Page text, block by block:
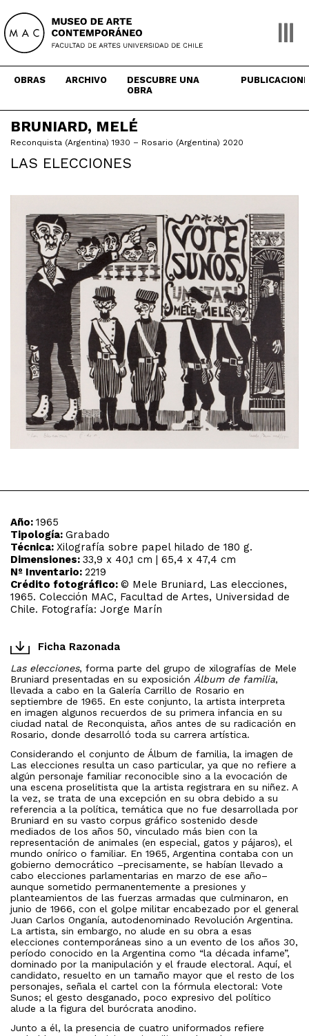
content
OBRAS ARCHIVO
DESCUBRE UNA
OBRA
BRUNIARD, MELÉ
Reconquista (Argentina) 1930 – Rosario (Argentina) 2020
LAS ELECCIONES
Año: 1965
Tipología: Grabado
Técnica: Xilografía sobre papel hilado de 180 g.
Dimensiones: 33,9 x 40,1 cm | 65,4 x 47,4 cm
Nº Inventario: 2219
Crédito fotográfico: © Mele Bruniard, Las elecciones,
1965. Colección MAC, Facultad de Artes, Universidad de
Chile. Fotografía: Jorge Marín
Ficha Razonada
Las elecciones, forma parte del grupo de xilografías de Mele
Bruniard presentadas en su exposición Álbum de familia,
llevada a cabo en la Galería Carrillo de Rosario en
septiembre de 1965. En este conjunto, la artista interpreta
en imagen algunos recuerdos de su primera infancia en su
ciudad natal de Reconquista, años antes de su radicación en
Rosario, donde desarrolló toda su carrera artística.
Considerando el conjunto de Álbum de familia, la imagen de
Las elecciones resulta un caso particular, ya que no refiere a
algún personaje familiar reconocible sino a la evocación de
una escena proselitista que la artista registrara en su niñez. A
la vez, se trata de una excepción en su obra debido a su
referencia a la política, temática que no fue desarrollada por
Bruniard en su vasto corpus gráfico sostenido desde
mediados de los años 50, vinculado más bien con la
representación de animales (en especial, gatos y pájaros), el
mundo onírico o familiar. En 1965, Argentina contaba con un
gobierno democrático –precisamente, se habían llevado a
cabo elecciones parlamentarias en marzo de ese año–
aunque sometido permanentemente a presiones y
planteamientos de las fuerzas armadas que culminaron, en
junio de 1966, con el golpe militar encabezado por el general
Juan Carlos Onganía, autodenominado Revolución Argentina.
La artista, sin embargo, no alude en su obra a esas
elecciones contemporáneas sino a un evento de los años 30,
período conocido en la Argentina como “la década infame”,
dominado por la manipulación y el fraude electoral. Aquí, el
candidato, resuelto en un tamaño mayor que el resto de los
personajes, señala el cartel con la fórmula electoral: Vote
Sunos; el gesto desganado, poco expresivo del político
alude a la figura del burócrata anodino.
Junto a él, la presencia de cuatro uniformados refiere